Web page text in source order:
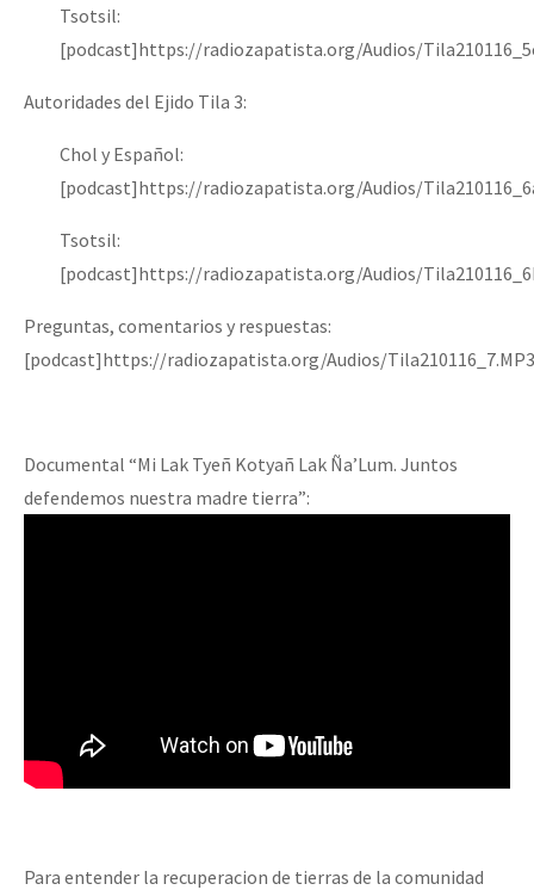
Tsotsil:
[podcast]https://radiozapatista.org/Audios/
Autoridades del Ejido Tila 3:
Chol y Español:
[podcast]https://radiozapatista.org/Audios/
Tsotsil:
[podcast]https://radiozapatista.org/Audios/
Preguntas, comentarios y respuestas:
[podcast]https://radiozapatista.org/Audios/
Documental “Mi Lak Tyeñ Kotyañ Lak Ña’Lum. Juntos
defendemos nuestra madre tierra”:
Para entender la recuperacion de tierras de la comunidad